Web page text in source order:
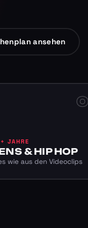
ansehen
JAHRE
& HIP HOP
wie aus den Videoclips